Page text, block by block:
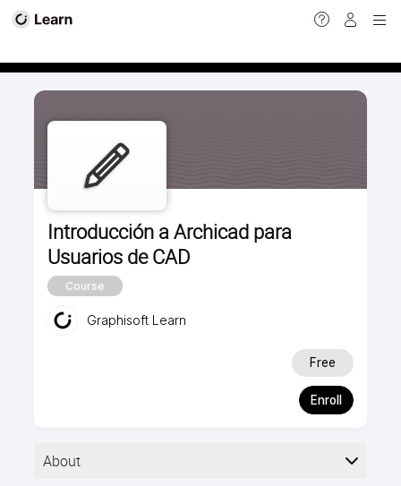
Introducción a Archicad para
Usuarios de CAD
Course
Graphisoft Learn
Free
Enroll
About